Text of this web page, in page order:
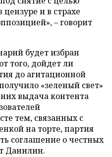
цензуре и в страхе
– говорит
будет избран
того, дойдет ли
до агитационной
«зеленый свет»
выдача контента
тем, связанных с
на торте, партия
соглашение о честных
Данилин.